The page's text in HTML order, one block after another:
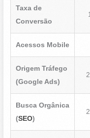
Taxa de
Conversão
Acessos Mobile
Origem Tráfego
(Google Ads)
Busca Orgânica
(SEO)